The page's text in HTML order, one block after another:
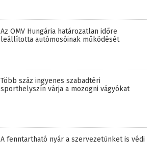
Az OMV Hungária határozatlan időre
leállította autómosóinak működését
Több száz ingyenes szabadtéri
sporthelyszín várja a mozogni vágyókat
A fenntartható nyár a szervezetünket is védi